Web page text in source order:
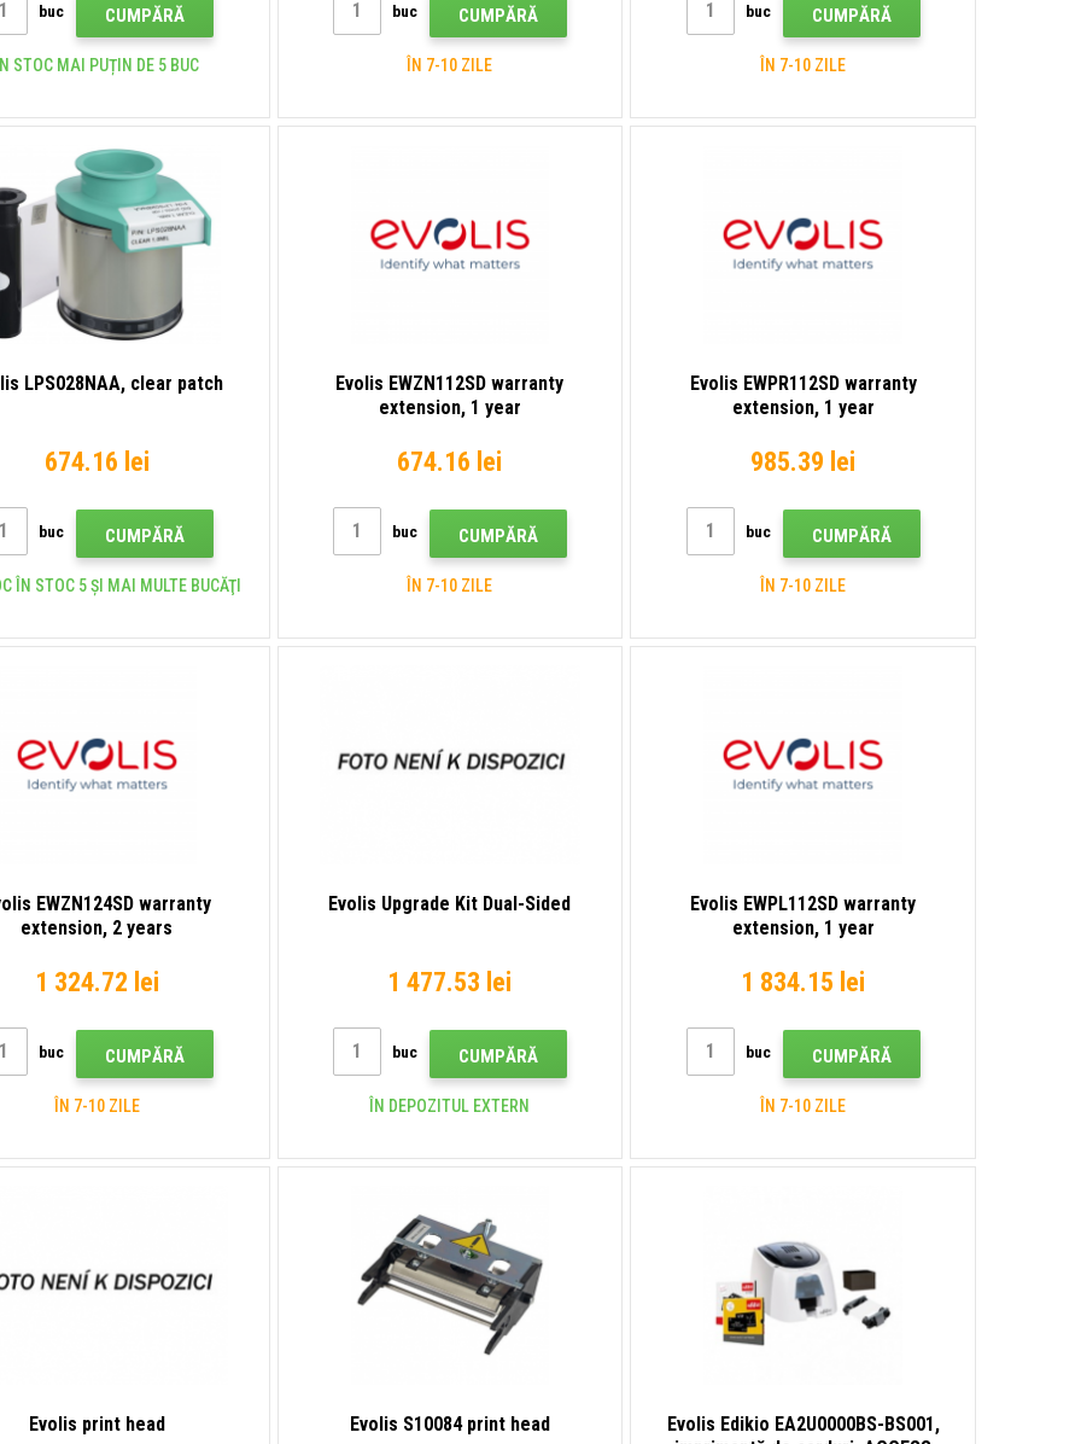
buc CUMPĂRĂ
STOC MAI PUȚIN DE 5 BUC
buc CUMPĂRĂ
ÎN 7-10 ZILE
buc CUMPĂRĂ
ÎN 7-10 ZILE
LPS028NAA, clear patch
674.16 lei
buc CUMPĂRĂ
ÎN STOC 5 ȘI MAI MULTE BUCĂŢI
Evolis EWZN112SD warranty
extension, 1 year
674.16 lei
buc CUMPĂRĂ
ÎN 7-10 ZILE
Evolis EWPR112SD warranty
extension, 1 year
985.39 lei
buc CUMPĂRĂ
ÎN 7-10 ZILE
EWZN124SD warranty
extension, 2 years
1 324.72 lei
buc CUMPĂRĂ
ÎN 7-10 ZILE
Evolis Upgrade Kit Dual-Sided
1 477.53 lei
buc CUMPĂRĂ
ÎN DEPOZITUL EXTERN
Evolis EWPL112SD warranty
extension, 1 year
1 834.15 lei
buc CUMPĂRĂ
ÎN 7-10 ZILE
Evolis print head Evolis S10084 print head
Evolis Edikio EA2U0000BS-BS001,